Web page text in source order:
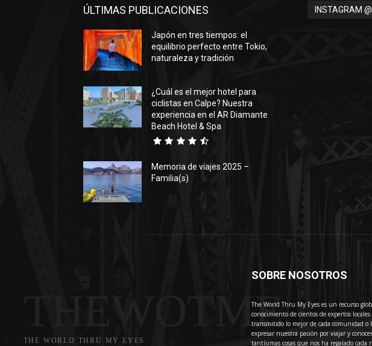
ÚLTIMAS PUBLICACIONES
Japón en tres tiempos: el
equilibrio perfecto entre Tokio,
naturaleza y tradición
¿Cuál es el mejor hotel para
ciclistas en Calpe? Nuestra
experiencia en el AR Diamante
Beach Hotel & Spa
Memoria de viajes 2025 –
Familia(s)
INSTAGRAM
THEWOTME
THE WORLD THRU MY EYES
SOBRE NOSOTROS
The World Thru My Eyes es un recurso
conocimiento de cientos de expertos
transmitido lo mejor de cada comunidad o
expresar nuestra pasión por viajar y
tantísimas cosas que nos ha regalado